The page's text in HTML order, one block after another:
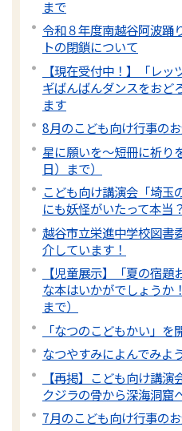
まで
令和８年度南越谷阿波踊
トの閉鎖について
【現在受付中！】「レ
ギばんばんダンスをおど
ます
8月のこども向け行事の
星に願いを～短冊に祈り
日）まで）
こども向け講演会「埼
にも妖怪がいたって本当
越谷市立栄進中学校図書
介しています！
【児童展示】「夏の宿
な本はいかがでしょうか
まで）
「なつのこどもかい」を
なつやすみによんでみよ
【再掲】こども向け講
クジラの骨から深海洞窟
7月のこども向け行事の